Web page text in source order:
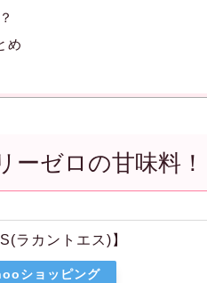
め
ーゼロの甘味料！
ラカントエス)】
ショッピング